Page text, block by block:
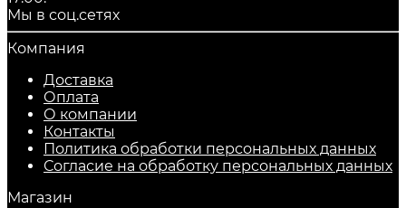
Мы в соц.сетях
Компания
Доставка
Оплата
О компании
Контакты
Политика обработки персональных данных
Согласие на обработку персональных данных
Магазин